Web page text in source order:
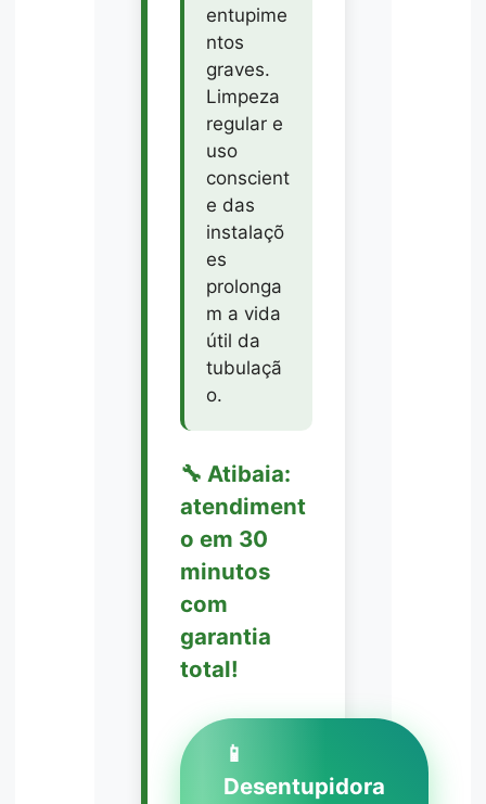
entupime
ntos
graves.
Limpeza
regular e
uso
conscient
e das
instalaçõ
es
prolonga
m a vida
útil da
tubulaçã
o.
🔧 Atibaia:
atendiment
o em 30
minutos
com
garantia
total!
📱
Desentupidora